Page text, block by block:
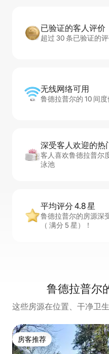
已验证的客人评价
超过 30 条已验证的
无线网络可用
鲁德拉普尔的 10 间
深受客人欢迎的热
客人喜欢鲁德拉普尔
泳池
平均评分 4.8 星
鲁德拉普尔的房源深
（ 满分 5 星）！
鲁德拉普尔
这些房源在位置、干净卫
房客推荐
房客推荐